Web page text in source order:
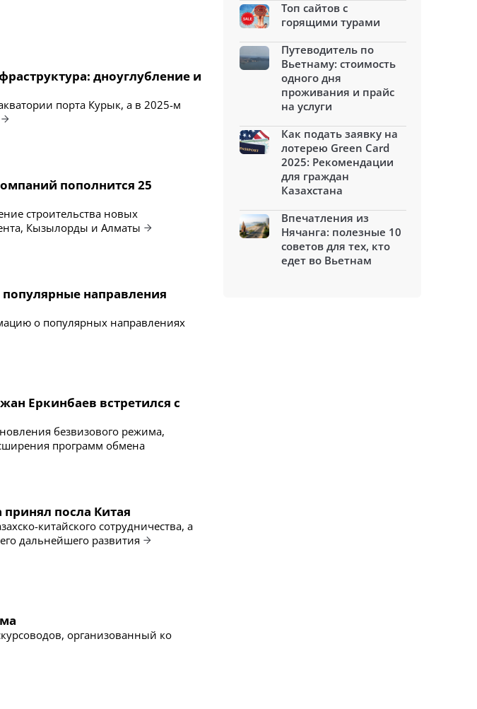
дноуглубление и
порта Курык, а в 2025-м
пополнится 25
строительства новых
Кызылорды и Алматы
направления
о популярных направлениях
Еркинбаев встретился с
безвизового режима,
программ обмена
посла Китая
китайского сотрудничества, а
дальнейшего развития
организованный ко
Топ сайтов с
горящими турами
Путеводитель по
Вьетнаму: стоимость
одного дня
проживания и прайс
на услуги
Как подать заявку на
лотерею Green Card
2025: Рекомендации
для граждан
Казахстана
Впечатления из
Нячанга: полезные 10
советов для тех, кто
едет во Вьетнам